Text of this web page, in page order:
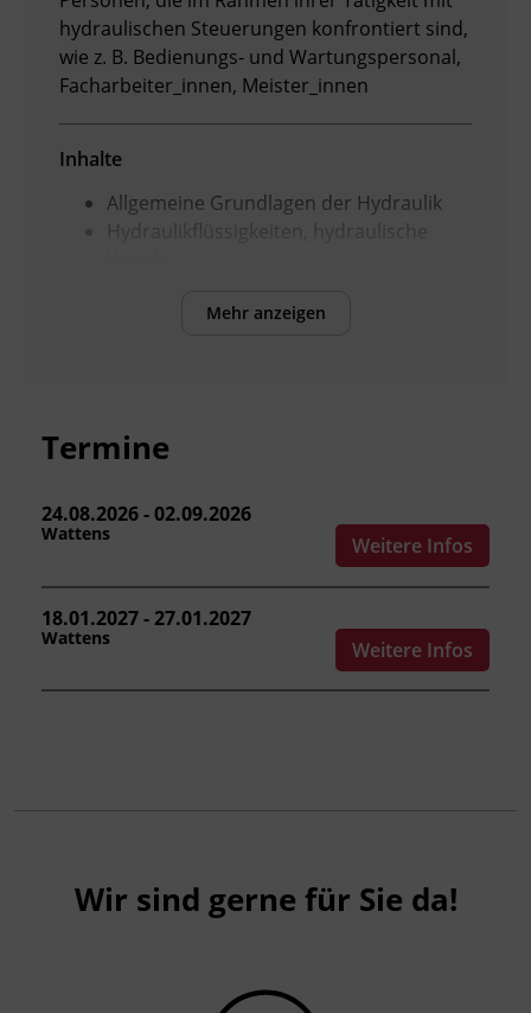
Ingenieurzertifizierung
Deutsch und Integration
Akademisches Studienzentrum
Digitales Lernen
BFI Reutte
hydraulischen Steuerungen konfrontiert sind,
wie z. B. Bedienungs- und Wartungspersonal,
Facharbeiter_innen, Meister_innen
Inhalte
Allgemeine Grundlagen der Hydraulik
Hydraulikflüssigkeiten, hydraulische
Funktionen einer Hydraulikanlage,
Kursformat
Das Land Tirol fördert bis zu maximal 30 %
Mehr anzeigen
Termine
24.08.2026 - 02.09.2026
Wattens Weitere Infos
18.01.2027 - 27.01.2027
Wattens Weitere Infos
Wir sind gerne für Sie da!